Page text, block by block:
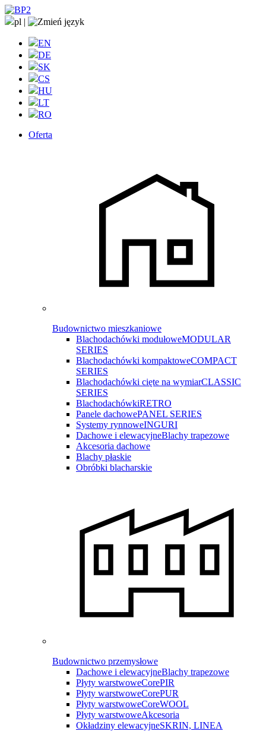
pl |
EN
DE
SK
CS
HU
LT
RO
Oferta
Budownictwo mieszkaniowe
Blachodachówki modułoweMODULAR
SERIES
Blachodachówki kompaktoweCOMPACT
SERIES
Blachodachówki cięte na wymiarCLASSIC
SERIES
BlachodachówkiRETRO
Panele dachowePANEL SERIES
Systemy rynnoweINGURI
Dachowe i elewacyjneBlachy trapezowe
Akcesoria dachowe
Blachy płaskie
Obróbki blacharskie
Budownictwo przemysłowe
Dachowe i elewacyjneBlachy trapezowe
Płyty warstwoweCorePIR
Płyty warstwoweCorePUR
Płyty warstwoweCoreWOOL
Płyty warstwoweAkcesoria
Okładziny elewacyjneSKRIN, LINEA